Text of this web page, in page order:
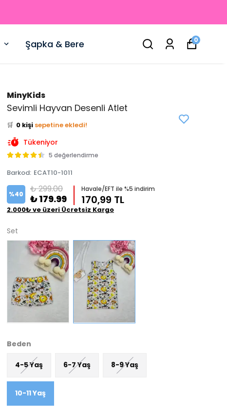
Şapka & Bere 0
MinyKids
Sevimli Hayvan Desenli Atlet
👀 Şu an 4 kişi
⭐️
Bu ürünü 1 kişi
favoriledi!
sepetine ekledi!
✅ Bugün0 adetsatıldı
Tükeniyor
5 değerlendirme
Barkod: ECAT10-1011
%40 ₺ 299.00
₺ 179.99
Havale/EFT ile %5 indirim
170,99 TL
2.000₺ ve üzeri Ücretsiz Kargo
Set
Beden
4-5 Yaş 6-7 Yaş 8-9 Yaş
10-11 Yaş